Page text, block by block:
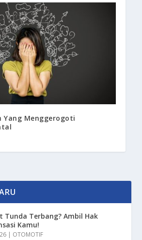
Yang Menggerogoti
Tunda Terbang? Ambil Hak
Kamu!
| OTOMOTIF